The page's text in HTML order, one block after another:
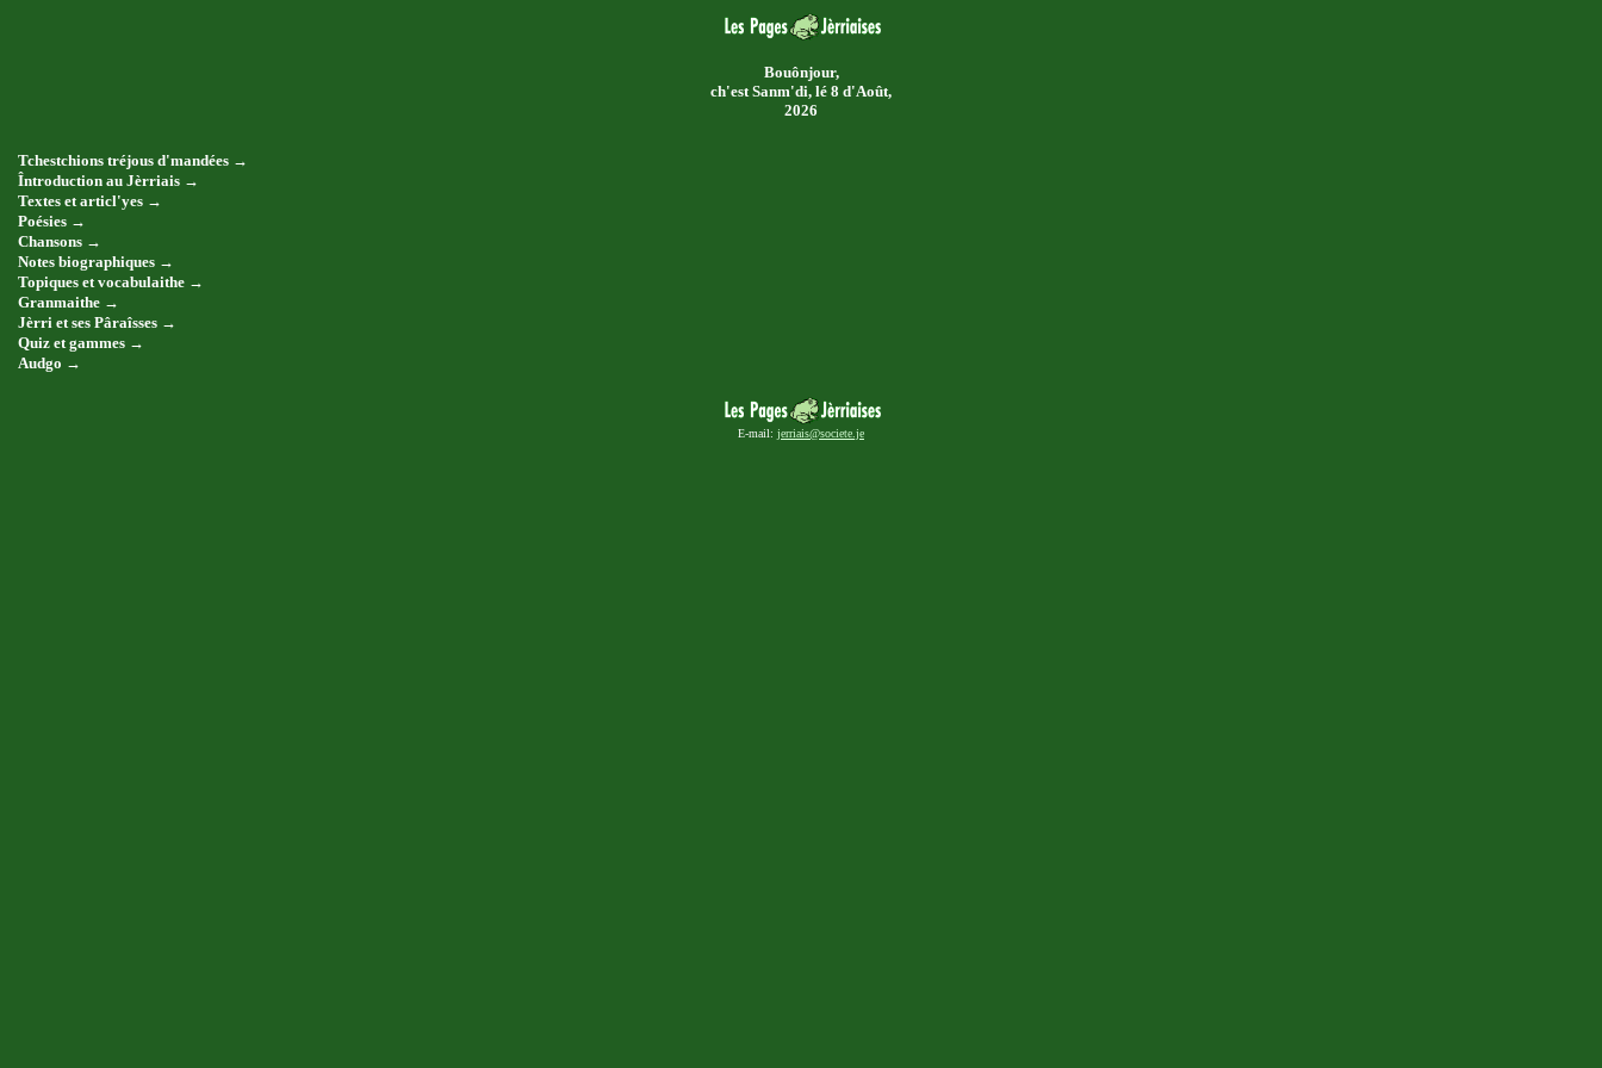
Bouônjour,
ch'estSanm'di, lé 8 d'Août,
2026
Tchestchions tréjous d'mandées →
Întroduction au Jèrriais →
Textes et articl'yes →
Poésies →
Chansons →
Notes biographiques →
Topiques et vocabulaithe →
Granmaithe →
Jèrri et ses Pâraîsses →
Quiz et gammes →
Audgo →
E-mail: jerriais@societe.je